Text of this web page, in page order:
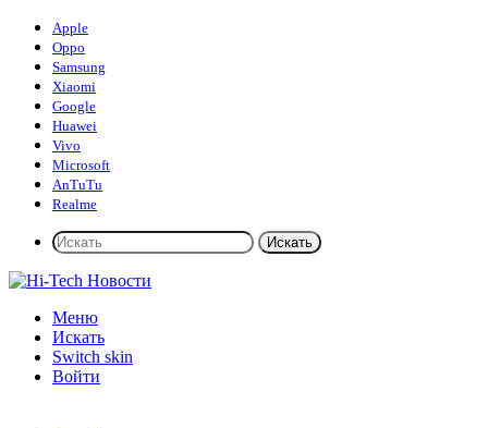
Apple
Oppo
Samsung
Xiaomi
Google
Huawei
Vivo
Microsoft
AnTuTu
Realme
Искать
Меню
Искать
Switch skin
Войти